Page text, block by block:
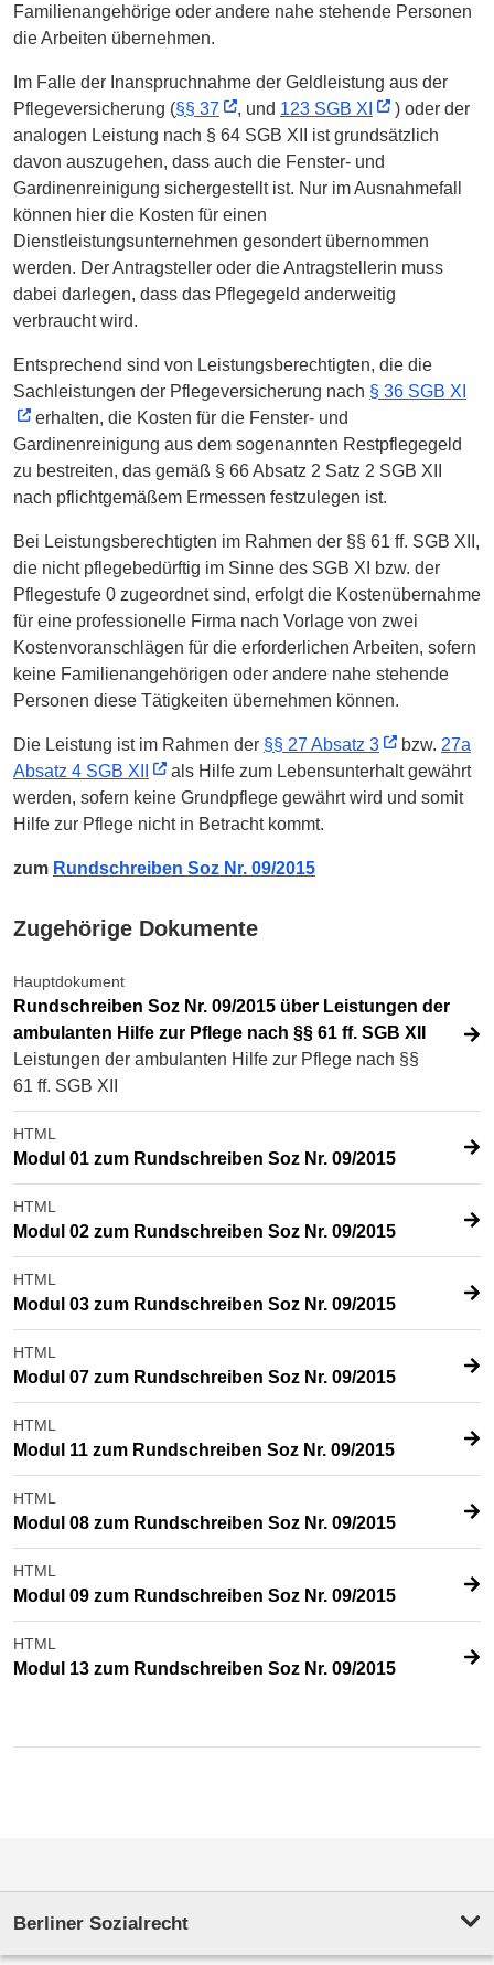
Familienangehörige oder andere nahe stehende Personen
die Arbeiten übernehmen.
Im Falle der Inanspruchnahme der Geldleistung aus der
Pflegeversicherung (§§ 37 , und 123 SGB XI
) oder der
analogen Leistung nach § 64 SGB XII ist grundsätzlich
davon auszugehen, dass auch die Fenster- und
Gardinenreinigung sichergestellt ist. Nur im Ausnahmefall
können hier die Kosten für einen
Dienstleistungsunternehmen gesondert übernommen
werden. Der Antragsteller oder die Antragstellerin muss
dabei darlegen, dass das Pflegegeld anderweitig
verbraucht wird.
Entsprechend sind von Leistungsberechtigten, die die
Sachleistungen der Pflegeversicherung nach § 36 SGB XI
erhalten, die Kosten für die Fenster- und
Gardinenreinigung aus dem sogenannten Restpflegegeld
zu bestreiten, das gemäß § 66 Absatz 2 Satz 2 SGB XII
nach pflichtgemäßem Ermessen festzulegen ist.
Bei Leistungsberechtigten im Rahmen der §§ 61 ff. SGB XII,
die nicht pflegebedürftig im Sinne des SGB XI bzw. der
Pflegestufe 0 zugeordnet sind, erfolgt die Kostenübernahme
für eine professionelle Firma nach Vorlage von zwei
Kostenvoranschlägen für die erforderlichen Arbeiten, sofern
keine Familienangehörigen oder andere nahe stehende
Personen diese Tätigkeiten übernehmen können.
Die Leistung ist im Rahmen der §§ 27 Absatz 3 bzw. 27a
Absatz 4 SGB XII
als Hilfe zum Lebensunterhalt gewährt
werden, sofern keine Grundpflege gewährt wird und somit
Hilfe zur Pflege nicht in Betracht kommt.
zum Rundschreiben Soz Nr. 09/2015
Zugehörige Dokumente
Hauptdokument
Rundschreiben Soz Nr. 09/2015 über Leistungen der
ambulanten Hilfe zur Pflege nach §§ 61 ff. SGB XII
Leistungen der ambulanten Hilfe zur Pflege nach §§
61 ff. SGB XII
HTML
Modul 01 zum Rundschreiben Soz Nr. 09/2015
HTML
Modul 02 zum Rundschreiben Soz Nr. 09/2015
HTML
Modul 03 zum Rundschreiben Soz Nr. 09/2015
HTML
Modul 07 zum Rundschreiben Soz Nr. 09/2015
HTML
Modul 11 zum Rundschreiben Soz Nr. 09/2015
HTML
Modul 08 zum Rundschreiben Soz Nr. 09/2015
HTML
Modul 09 zum Rundschreiben Soz Nr. 09/2015
HTML
Modul 13 zum Rundschreiben Soz Nr. 09/2015
Berliner Sozialrecht